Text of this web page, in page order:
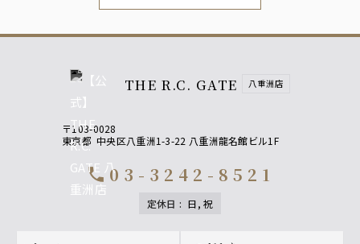
THE R.C. GATE 八重洲店
〒103-0028
東京都 中央区八重洲1-3-22 八重洲龍名館ビル1F
call 03-3242-8521
定休日 : 日, 祝